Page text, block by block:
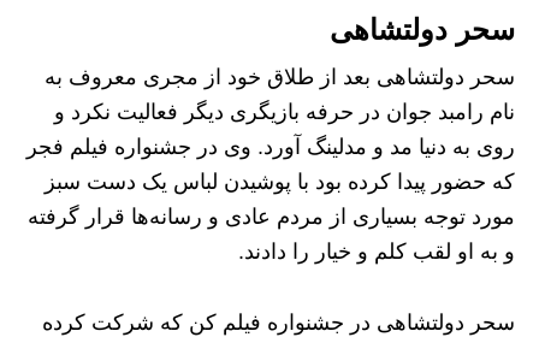
سحر دولتشاهی
سحر دولتشاهی بعد از طلاق خود از مجری معروف به
نام رامبد جوان در حرفه بازیگری دیگر فعالیت نکرد و
روی به دنیا مد و مدلینگ آورد. وی در جشنواره فیلم فجر
که حضور پیدا کرده بود با پوشیدن لباس یک دست سبز
مورد توجه بسیاری از مردم عادی و رسانه‌ها قرار گرفته
و به او لقب کلم و خیار را دادند.
سحر دولتشاهی در جشنواره فیلم کن که شرکت کرده